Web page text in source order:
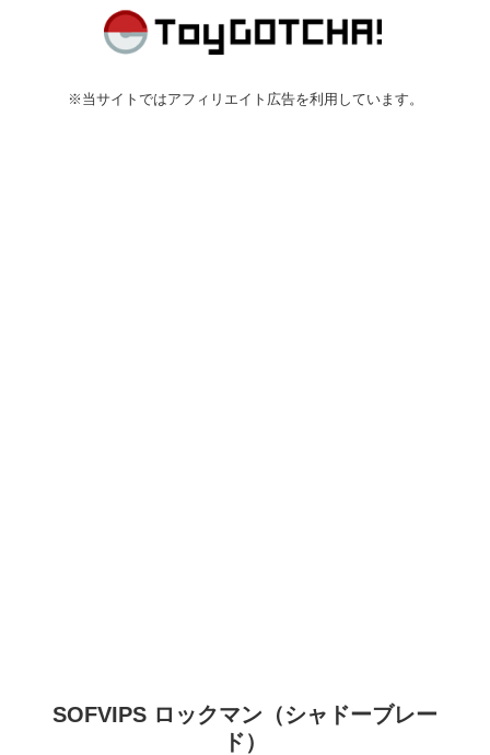
※当サイトではアフィリエイト広告を利用しています。
SOFVIPS ロックマン（シャドーブレー
ド）